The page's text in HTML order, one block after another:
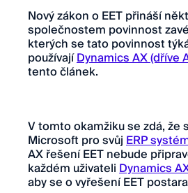
Nový zákon o EET přináší
společnostem povinnost
kterých se tato povinnost
používajíDynamics AX (dříve
tento článek.
V tomto okamžiku se zdá, že
Microsoft pro svůjERP
AX řešení EET nebude
každém uživateliDynamics
aby se o vyřešení EET